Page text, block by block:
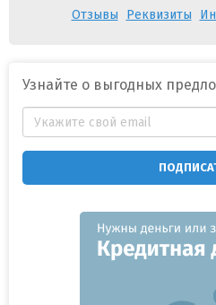
Отзывы
Реквизиты
Узнайте о выгодных